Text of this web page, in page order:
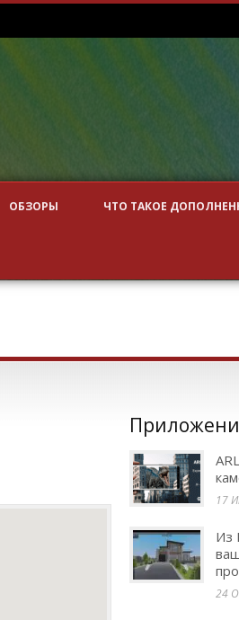
ОБЗОРЫ ЧТО ТАКОЕ
17
Из
24